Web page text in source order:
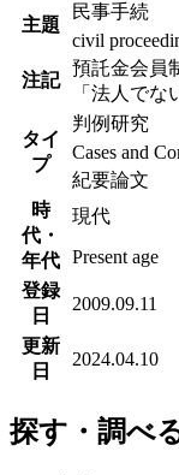
主題
民事手続
civil
注記
預託金会員
「法人で
タイ
プ
判例研究
Cases and
紀要論文
時
代・
年代
現代
Present age
登録
日
2009.09.11
更新
日
2024.04.10
探す・調べ